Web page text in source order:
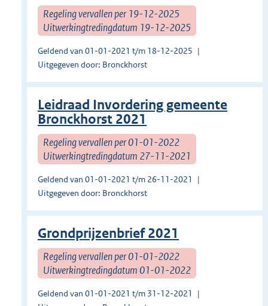
Regeling vervallen per 19-12-2025
Uitwerkingtredingdatum 19-12-2025
Geldend van 01-01-2021 t/m 18-12-2025
Uitgegeven door: Bronckhorst
Leidraad Invordering gemeente
Bronckhorst 2021
Regeling vervallen per 01-01-2022
Uitwerkingtredingdatum 27-11-2021
Geldend van 01-01-2021 t/m 26-11-2021
Uitgegeven door: Bronckhorst
Grondprijzenbrief 2021
Regeling vervallen per 01-01-2022
Uitwerkingtredingdatum 01-01-2022
Geldend van 01-01-2021 t/m 31-12-2021